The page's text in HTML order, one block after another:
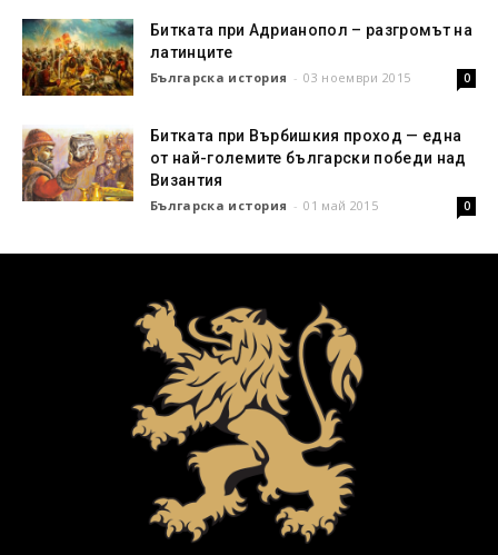
Битката при Адрианопол – разгромът на
латинците
Българска история - 03 ноември 2015 0
Битката при Върбишкия проход — една
от най-големите български победи над
Византия
Българска история - 01 май 2015 0